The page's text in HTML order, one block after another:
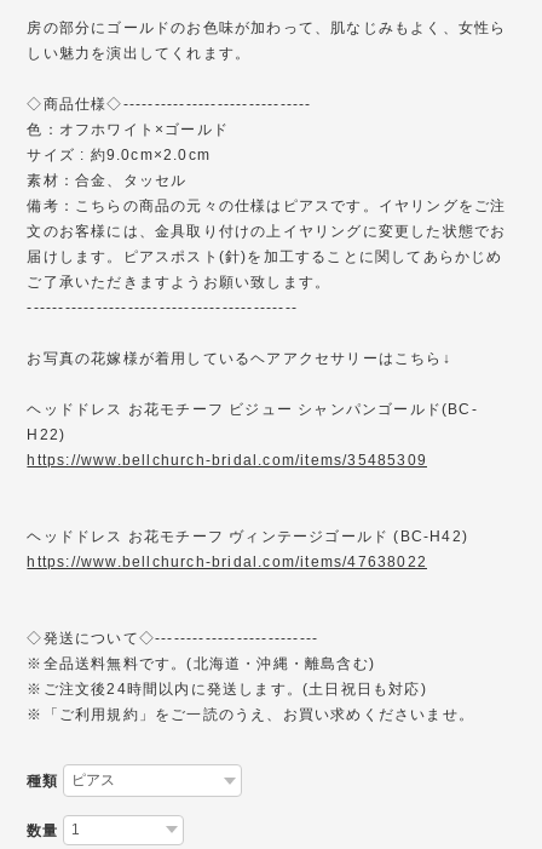
房の部分にゴールドのお色味が加わって、肌なじみもよく、女性ら
しい魅力を演出してくれます。
◇商品仕様◇------------------------------
色：オフホワイト×ゴールド
サイズ : 約9.0cm×2.0cm
素材：合金、タッセル
備考：こちらの商品の元々の仕様はピアスです。イヤリングをご注
文のお客様には、金具取り付けの上イヤリングに変更した状態でお
届けします。ピアスポスト(針)を加工することに関してあらかじめ
ご了承いただきますようお願い致します。
-------------------------------------------
お写真の花嫁様が着用しているヘアアクセサリーはこちら↓
ヘッドドレス お花モチーフ ビジュー シャンパンゴールド(BC-
H22)
https://www.bellchurch-bridal.com/items/35485309
ヘッドドレス お花モチーフ ヴィンテージゴールド (BC-H42)
https://www.bellchurch-bridal.com/items/47638022
◇発送について◇--------------------------
※全品送料無料です。(北海道・沖縄・離島含む)
※ご注文後24時間以内に発送します。(土日祝日も対応)
※「ご利用規約」をご一読のうえ、お買い求めくださいませ。
種類
数量